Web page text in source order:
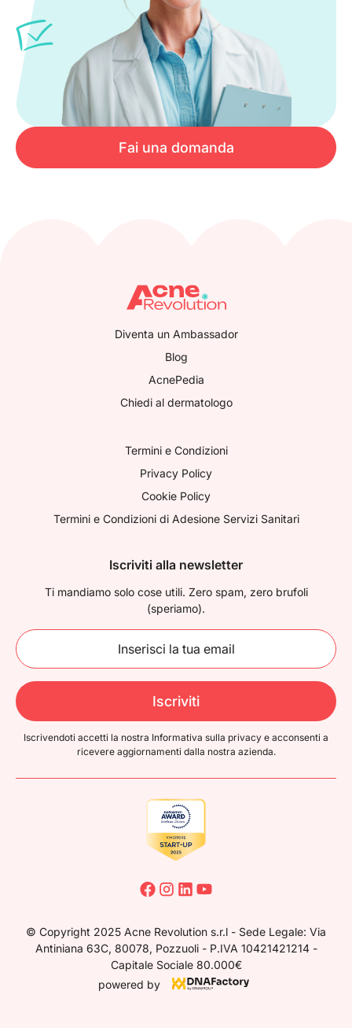
Fai una domanda
Diventa un Ambassador
Blog
AcnePedia
Chiedi al dermatologo
Termini e Condizioni
Privacy Policy
Cookie Policy
Termini e Condizioni di Adesione Servizi Sanitari
Iscriviti alla newsletter
Ti mandiamo solo cose utili. Zero spam, zero brufoli
(speriamo).
Iscriviti
Iscrivendoti accetti la nostra Informativa sulla privacy e acconsenti a
ricevere aggiornamenti dalla nostra azienda.
© Copyright 2025 Acne Revolution s.r.l - Sede Legale: Via
Antiniana 63C, 80078, Pozzuoli - P.IVA 10421421214 -
Capitale Sociale 80.000€
powered by